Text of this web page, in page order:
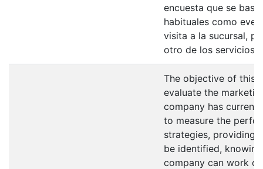
encuesta que se
habituales como
visita a la sucursal,
otro de los servicios
The objective of this
evaluate the
company has
to measure the
strategies, providing
be identified,
company can work